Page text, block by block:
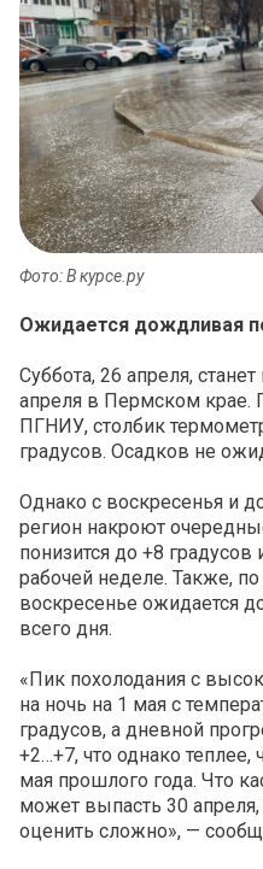
Фото: В курсе.ру
Ожидается дождливая
Суббота, 26 апреля,
апреля в Пермском
ПГНИУ, столбик
градусов. Осадков не
Однако с воскресенья и
регион накроют
понизится до +8 градусов
рабочей неделе. Также,
воскресенье ожидается
всего дня.
«Пик похолодания с
на ночь на 1 мая с
градусов, а дневной
+2…+7, что однако
мая прошлого года. Что
может выпасть 30
оценить сложно», —